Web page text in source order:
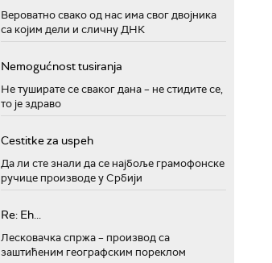
Вероватно свако од нас има свог двојника
са којим дели и сличну ДНК
Nemogućnost tusiranja
Не туширате се сваког дана – не стидите се,
то је здраво
Cestitke za uspeh
Да ли сте знали да се најбоље грамофонске
ручице производе у Србији
Re: Eh...
Лесковачка спржа – производ са
заштићеним географским пореклом